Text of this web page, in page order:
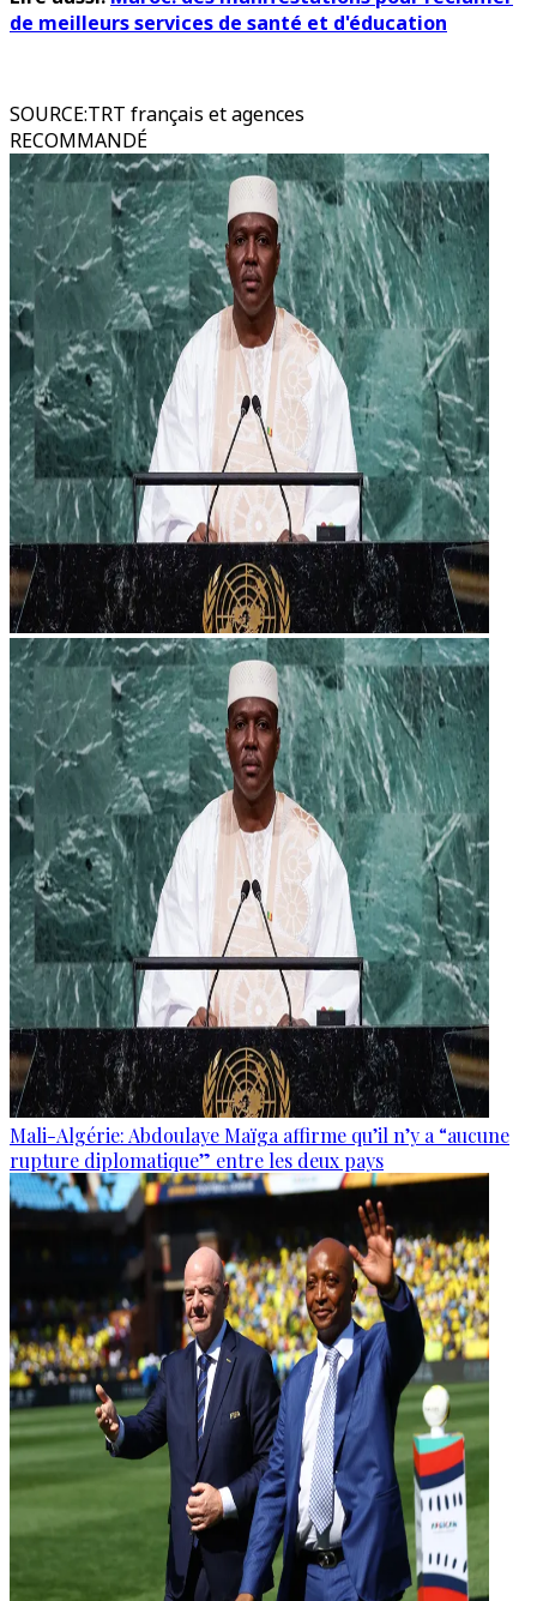
de meilleurs services de santé et d'éducation
SOURCE:TRT français et agences
RECOMMANDÉ
Mali-Algérie: Abdoulaye Maïga affirme qu’il n’y a “aucune
rupture diplomatique” entre les deux pays